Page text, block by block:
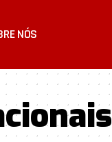
NÓS